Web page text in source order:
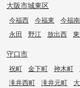
大阪市城東区
今福西 今福東 今福南
永田
野江 放出西
守口市
祝町 金下町 神木町
滝井西町
滝井元町